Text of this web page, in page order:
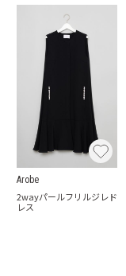
Arobe
2wayパールフリルジレド
レス